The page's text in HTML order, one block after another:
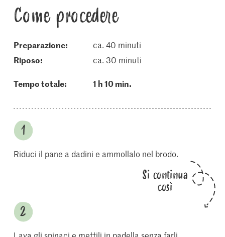
Come procedere
Preparazione:
ca. 40 minuti
riposo:
ca. 30 minuti
Tempo totale: 1 h 10 min.
Riduci il pane a dadini e ammollalo nel brodo.
Si continua
così